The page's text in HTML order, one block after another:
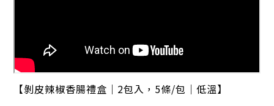
【剝皮辣椒香腸禮盒｜2包入，5條/包 ｜低溫】